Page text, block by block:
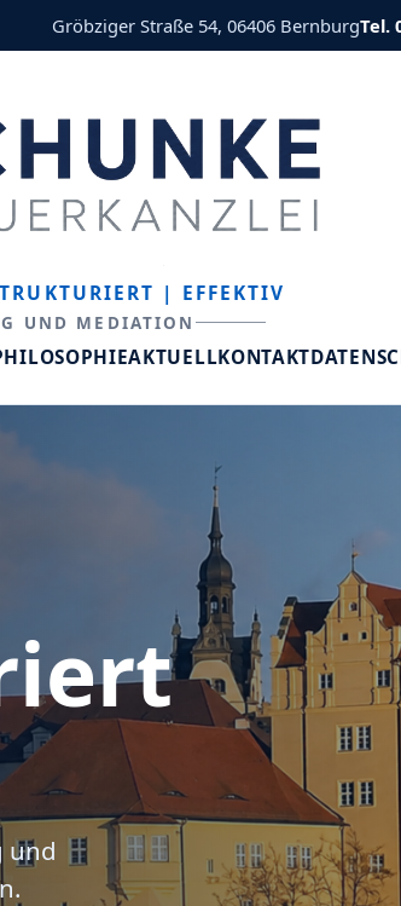
Gröbziger Straße 54, 06406 BernburgTel.
| EFFEKTIV
UND MEDIATION
AKTUELLKONTAKT
und